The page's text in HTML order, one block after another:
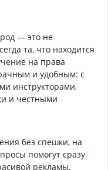
— это не
та, что находится
на права
и удобным: с
инструкторами,
и честными
без спешки, на
помогут сразу
рекламы.